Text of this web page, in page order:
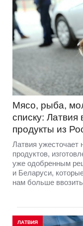
Мясо, рыба,
списку:
продукты из
Латвия ужесточает
продуктов,
уже одобренным
и Беларуси,
нам больше
ЛАТВИЯ